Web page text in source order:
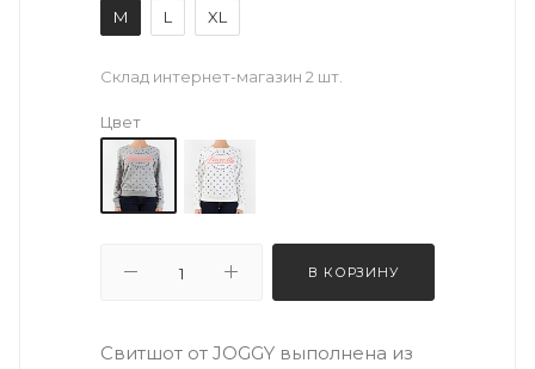
M
L XL
Склад интернет-магазин 2 шт.
Цвет
В КОРЗИНУ
Свитшот от JOGGY выполнена из